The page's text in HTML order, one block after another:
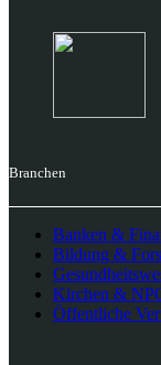
Branchen
Banken &
Bildung &
Kirchen &
Öffentliche